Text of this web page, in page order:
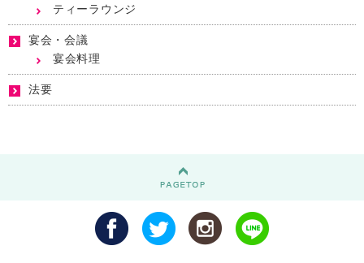
ティーラウンジ
宴会・会議
宴会料理
法要